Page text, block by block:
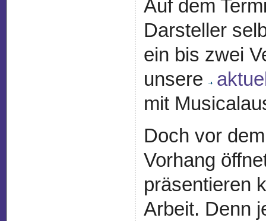
Auf dem
Darsteller
ein bis zwei
unsere
mit
Doch vor
Vorhang
präsentieren
Arbeit. Denn